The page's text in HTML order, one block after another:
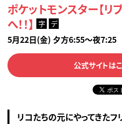
ポケットモンスター【リ
へ！！】
字 デ
5月22日(金) 夕方6:55～夜7:25
公式サイトは
リコたちの元にやってきたフ